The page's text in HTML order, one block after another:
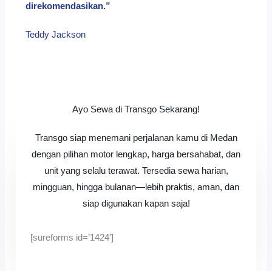
direkomendasikan.”
Teddy Jackson​
Ayo Sewa di Transgo Sekarang!
Transgo siap menemani perjalanan kamu di Medan
dengan pilihan motor lengkap, harga bersahabat, dan
unit yang selalu terawat. Tersedia sewa harian,
mingguan, hingga bulanan—lebih praktis, aman, dan
siap digunakan kapan saja!
[sureforms id=’1424′]